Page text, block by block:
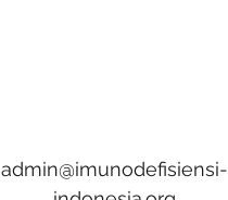
admin@imunodefisiensi-